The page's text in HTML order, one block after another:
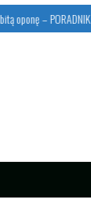
– PORADNIK